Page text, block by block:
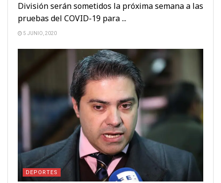
División serán sometidos la próxima semana a las
pruebas del COVID-19 para ...
5 JUNIO, 2020
DEPORTES